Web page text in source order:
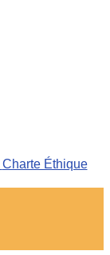
Charte Éthique